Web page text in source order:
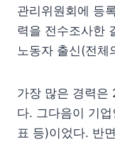
관리위원회에 등
력을 전수조사한
노동자 출신(전체
가장 많은 경력은
다. 그다음이 기
표 등)이었다. 반